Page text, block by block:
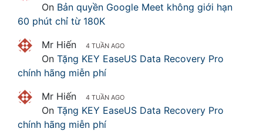
On Bản quyền Google Meet không giới hạn
60 phút chỉ từ 180K
Mr Hiến
4 TUẦN AGO
On Tặng KEY EaseUS Data Recovery Pro
chính hãng miễn phí
Mr Hiến
4 TUẦN AGO
On Tặng KEY EaseUS Data Recovery Pro
chính hãng miễn phí